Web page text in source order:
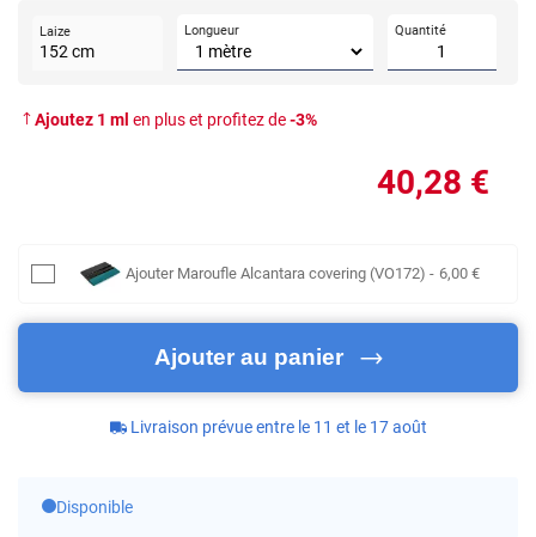
Laize
152 cm
Longueur Quantité
Ajoutez 1 ml en plus et profitez de-3%
40,28 €
Ajouter Maroufle Alcantara covering (VO172) - 6,00 €
Ajouter au panier
Livraison prévue entre le 11 et le 17 août
Disponible